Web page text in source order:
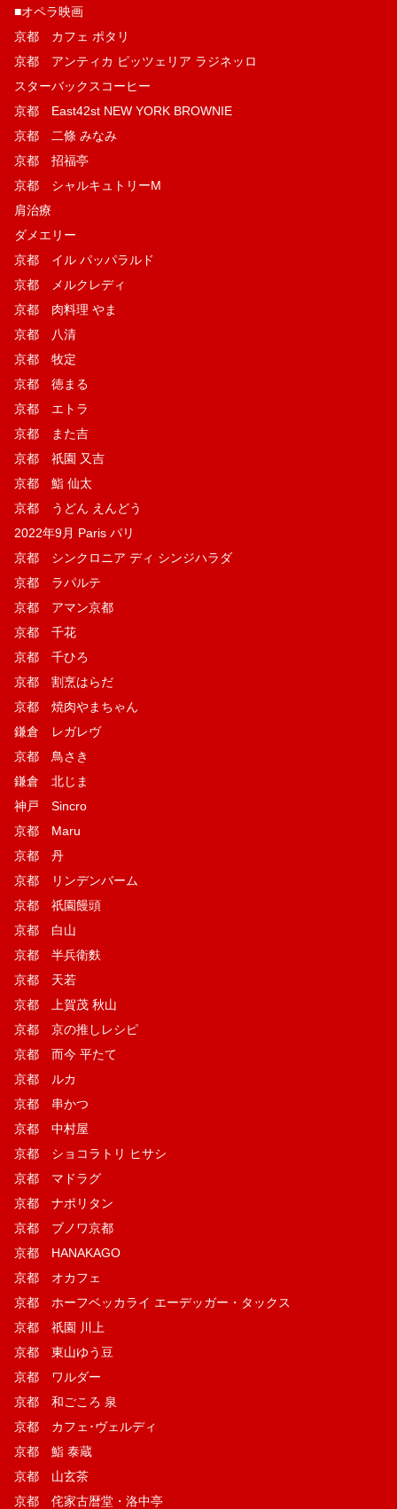
■オペラ映画
京都 カフェ ポタリ
京都 アンティカ ピッツェリア ラジネッロ
スターバックスコーヒー
京都 East42st NEW YORK BROWNIE
京都 二條 みなみ
京都 招福亭
京都 シャルキュトリーM
肩治療
ダメエリー
京都 イル パッパラルド
京都 メルクレディ
京都 肉料理 やま
京都 八清
京都 牧定
京都 徳まる
京都 エトラ
京都 また吉
京都 祇園 又吉
京都 鮨 仙太
京都 うどん えんどう
2022年9月 Paris パリ
京都 シンクロニア ディ シンジハラダ
京都 ラパルテ
京都 アマン京都
京都 千花
京都 千ひろ
京都 割烹はらだ
京都 焼肉やまちゃん
鎌倉 レガレヴ
京都 鳥さき
鎌倉 北じま
神戸 Sincro
京都 Maru
京都 丹
京都 リンデンバーム
京都 祇園饅頭
京都 白山
京都 半兵衛麩
京都 天若
京都 上賀茂 秋山
京都 京の推しレシピ
京都 而今 平たて
京都 ルカ
京都 串かつ
京都 中村屋
京都 ショコラトリ ヒサシ
京都 マドラグ
京都 ナポリタン
京都 ブノワ京都
京都 HANAKAGO
京都 オカフェ
京都 ホーフベッカライ エーデッガー・タックス
京都 祇園 川上
京都 東山ゆう豆
京都 ワルダー
京都 和ごころ 泉
京都 カフェ･ヴェルディ
京都 鮨 泰蔵
京都 山玄茶
京都 侘家古暦堂・洛中亭